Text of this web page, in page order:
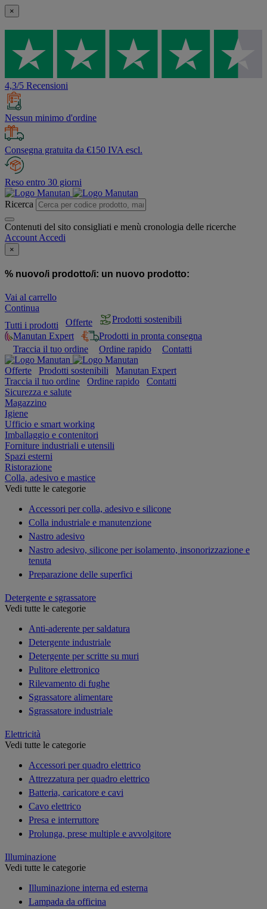
×
4,3/5 Recensioni
Nessun minimo d'ordine
Consegna gratuita da €150 IVA escl.
Reso entro 30 giorni
Ricerca
Contenuti del sito consigliati e menù cronologia delle ricerche
Account Accedi
×
% nuovo/i prodotto/i: un nuovo prodotto:
Vai al carrello
Continua
Tutti i prodotti
Offerte
Prodotti sostenibili
Manutan Expert
Prodotti in pronta consegna
Traccia il tuo ordine
Ordine rapido Contatti
Offerte Prodotti sostenibili
Manutan Expert
Traccia il tuo ordine
Ordine rapido
Contatti
Sicurezza e salute
Magazzino
Igiene
Ufficio e smart working
Imballaggio e contenitori
Forniture industriali e utensili
Spazi esterni
Ristorazione
Colla, adesivo e mastice
Vedi tutte le categorie
Accessori per colla, adesivo e silicone
Colla industriale e manutenzione
Nastro adesivo
Nastro adesivo, silicone per isolamento, insonorizzazione e
tenuta
Preparazione delle superfici
Detergente e sgrassatore
Vedi tutte le categorie
Anti-aderente per saldatura
Detergente industriale
Detergente per scritte su muri
Pulitore elettronico
Rilevamento di fughe
Sgrassatore alimentare
Sgrassatore industriale
Elettricità
Vedi tutte le categorie
Accessori per quadro elettrico
Attrezzatura per quadro elettrico
Batteria, caricatore e cavi
Cavo elettrico
Presa e interruttore
Prolunga, prese multiple e avvolgitore
Illuminazione
Vedi tutte le categorie
Illuminazione interna ed esterna
Lampada da officina